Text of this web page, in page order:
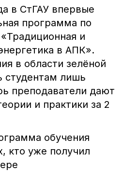
в СтГАУ впервые
программа по
и
в АПК».
в области зелёной
студентам лишь
преподаватели дают
и практики за 2
обучения
кто уже получил